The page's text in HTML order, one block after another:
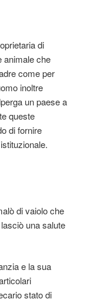
di
animale che
come per
inoltre
un paese a
queste
di fornire
di vaiolo che
una salute
e la sua
stato di